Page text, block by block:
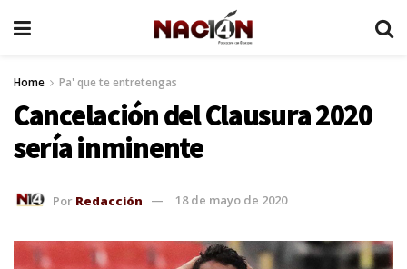
Home Pa' que te entretengas
Cancelación del Clausura 2020
sería inminente
Por Redacción 18 de mayo de 2020